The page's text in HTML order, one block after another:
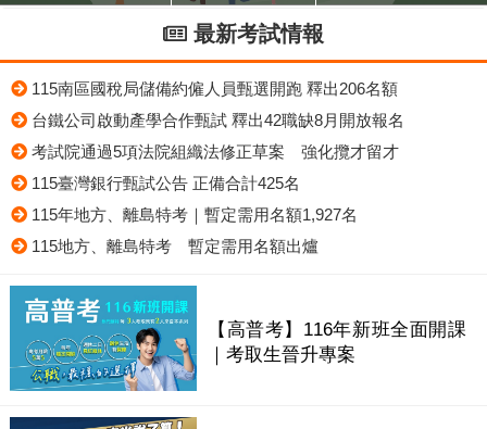
最新考試情報
115南區國稅局儲備約僱人員甄選開跑 釋出206名額
台鐵公司啟動產學合作甄試 釋出42職缺8月開放報名
考試院通過5項法院組織法修正草案 強化攬才留才
115臺灣銀行甄試公告 正備合計425名
115年地方、離島特考｜暫定需用名額1,927名
115地方、離島特考 暫定需用名額出爐
【高普考】116年新班全面開課
｜考取生晉升專案